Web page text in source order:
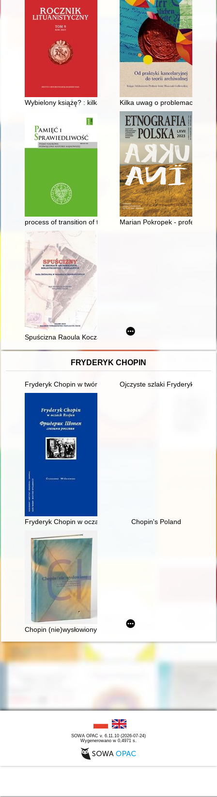
Wybielony książę? : kilka uwag na temat biografii Hieronima
Kilka uwag o problemach
process of transition of the UPR army soldiers interned in
Marian Pokropek - profesor,
Spuścizna Raoula Koczalskiego w Bibliotece Państwowej w
FRYDERYK CHOPIN
Fryderyk Chopin w twórczości Jarosława Iwaszkiewicza (w
Ojczyste szlaki Fryderyka
Fryderyk Chopin w oczach Rosjan. Antologia. Friderik źopen
Chopin's Poland
Chopin (nie)wysłowiony : wokół listów Chopina... :
SOWA OPAC v. 6.11.10 (2026-07-24)
Wygenerowano w 0,4971 s.